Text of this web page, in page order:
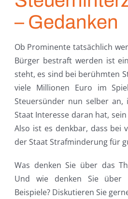
– Gedanken
Ob Prominente tatsächlich
Bürger bestraft werden ist
steht, es sind bei berühmten
viele Millionen Euro im
Steuersünder nun selber
Staat Interesse daran hat,
Also ist es denkbar, dass bei
der Staat Strafminderung für
Was denken Sie über das
Und wie denken Sie über
Beispiele? Diskutieren Sie